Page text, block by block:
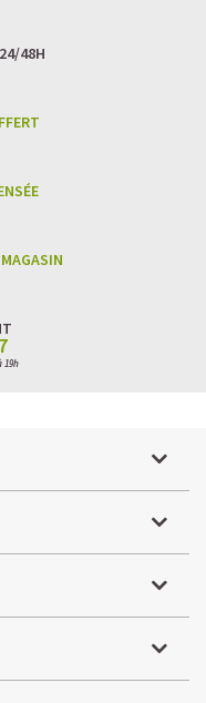
48H
19h